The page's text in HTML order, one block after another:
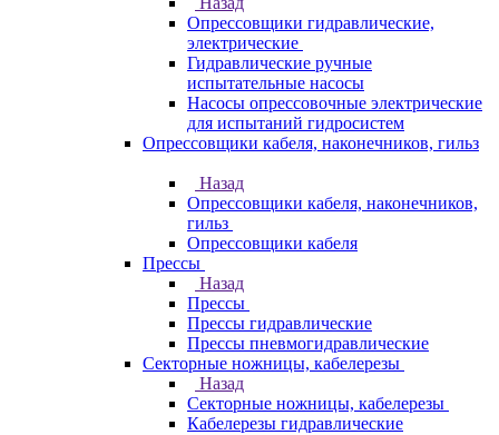
Опрессовщики гидравлические,
электрические
Гидравлические ручные
испытательные насосы
Насосы опрессовочные электрические
для испытаний гидросистем
Опрессовщики кабеля, наконечников, гильз
Назад
Опрессовщики кабеля, наконечников,
гильз
Опрессовщики кабеля
Прессы
Назад
Прессы
Прессы гидравлические
Прессы пневмогидравлические
Секторные ножницы, кабелерезы
Назад
Секторные ножницы, кабелерезы
Кабелерезы гидравлические